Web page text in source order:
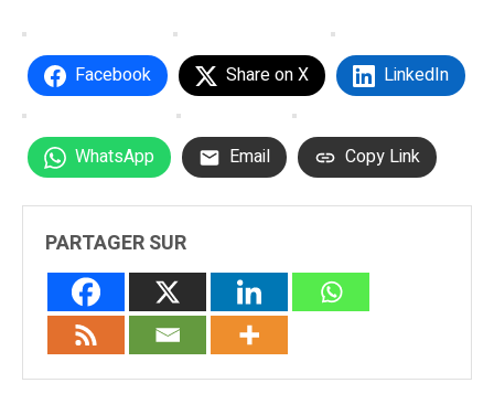
Facebook Share on X LinkedIn
WhatsApp Email Copy Link
PARTAGER SUR